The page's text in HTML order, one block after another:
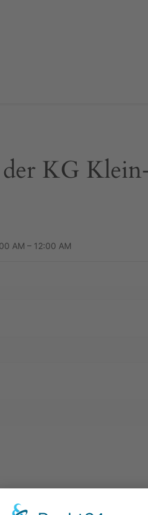
KG
AM – 12:00 AM